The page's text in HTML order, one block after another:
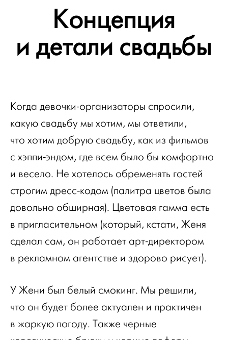
Концепция
и детали свадьбы
Когда девочки-организаторы спросили,
какую свадьбу мы хотим, мы ответили,
что хотим добрую свадьбу, как из фильмов
с хэппи-эндом, где всем было бы комфортно
и весело. Не хотелось обременять гостей
строгим дресс-кодом (палитра цветов была
довольно обширная). Цветовая гамма есть
в пригласительном (который, кстати, Женя
сделал сам, он работает арт-директором
в рекламном агентстве и здорово рисует).
У Жени был белый смокинг. Мы решили,
что он будет более актуален и практичен
в жаркую погоду. Также черные